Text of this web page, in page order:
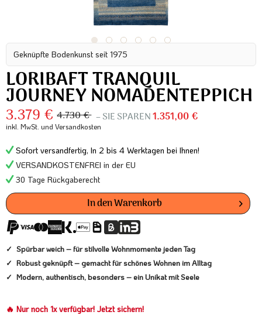
Geknüpfte Bodenkunst seit 1975
LORIBAFT TRANQUIL
JOURNEY NOMADENTEPPICH
3.379 € 4.730 € – SIE SPAREN1.351,00 €
inkl. MwSt. und Versandkosten
Sofort versandfertig, In 2 bis 4 Werktagen bei Ihnen!
VERSANDKOSTENFREI in der EU
30 Tage Rückgaberecht
In denWarenkorb
Spürbar weich – für stilvolle Wohnmomente jeden Tag
Robust geknüpft – gemacht für schönes Wohnen im Alltag
Modern, authentisch, besonders – ein Unikat mit Seele
🔥 Nur noch 1x verfügbar! Jetzt sichern!